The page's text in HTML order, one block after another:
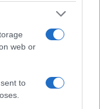
web or
to
LeasePlan